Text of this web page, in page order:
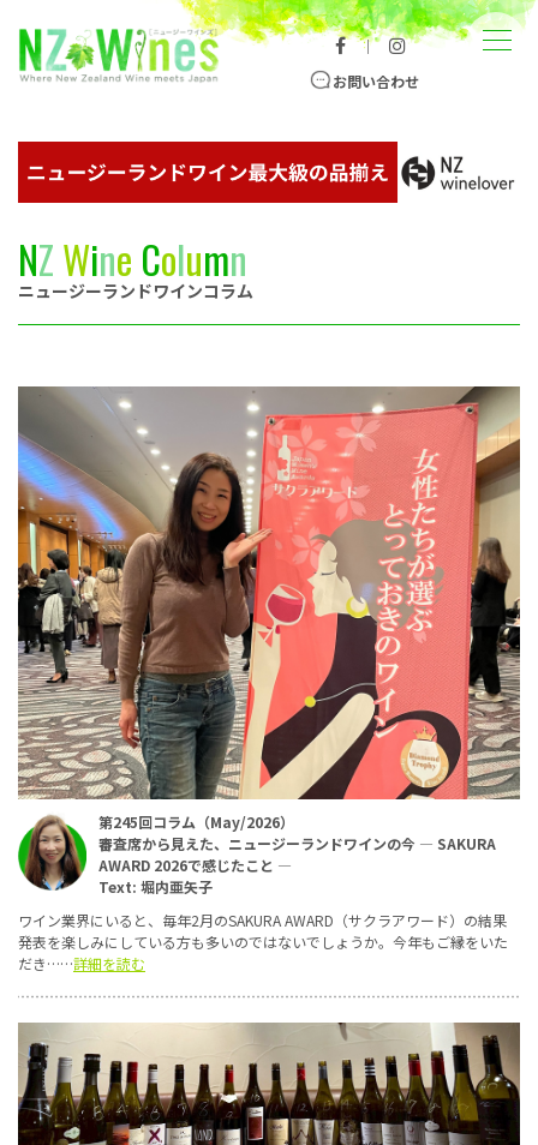
ニュージーランドワイン総合サイト
｜
お問い合わせ
メニュー
NZWine Column
ニュージーランドワインコラム
第245回コラム（May/2026）
審査席から見えた、ニュージーランドワインの今 ― SAKURA
AWARD 2026で感じたこと ―
Text: 堀内亜矢子
ワイン業界にいると、毎年2月のSAKURA AWARD（サクラアワード）の結果
発表を楽しみにしている方も多いのではないでしょうか。今年もご縁をいた
だき……詳細を読む